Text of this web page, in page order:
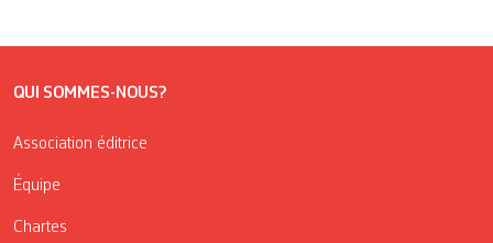
QUI SOMMES-NOUS?
Association éditrice
Équipe
Chartes